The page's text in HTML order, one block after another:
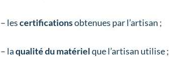
– lescertificationsobtenues par l’artisan ;
– laqualité du matérielque l’artisan utilise ;